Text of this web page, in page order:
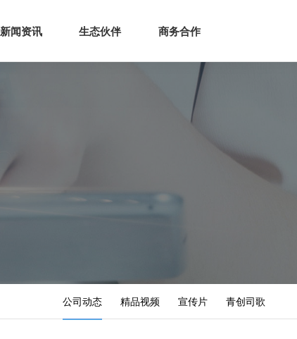
商业服务 新闻资讯 生态伙伴
新闻资讯 生态伙伴 商务合作
公司动态 精品视频 宣传片 青创司歌